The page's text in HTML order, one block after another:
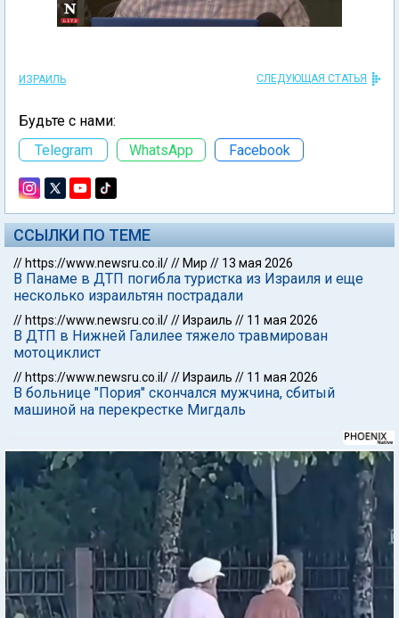
ИЗРАИЛЬ СЛЕДУЮЩАЯ СТАТЬЯ
Будьте с нами:
Telegram
WhatsApp Facebook
ССЫЛКИ ПО ТЕМЕ
// https://www.newsru.co.il/// Мир // 13 мая 2026
В Панаме в ДТП погибла туристка из Израиля и еще
несколько израильтян пострадали
// https://www.newsru.co.il/// Израиль // 11 мая 2026
В ДТП в Нижней Галилее тяжело травмирован
мотоциклист
// https://www.newsru.co.il/// Израиль // 11 мая 2026
В больнице "Пория" скончался мужчина, сбитый
машиной на перекрестке Мигдаль